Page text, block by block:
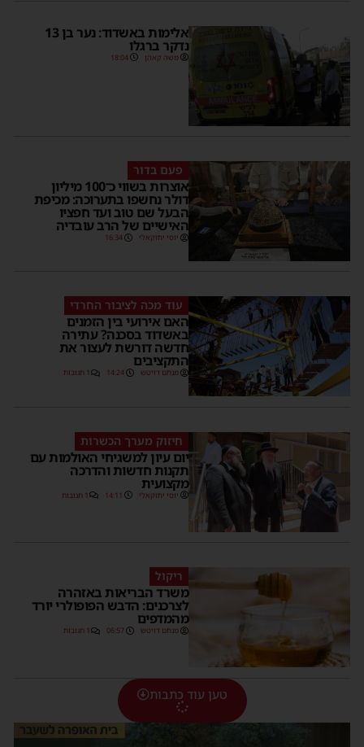
אלימות באשדוד: נער בן 13
נדקר ברגלו
משה קאהן 18:04
פעם בדור
אוצרות בשווי כ־100 מיליון
דולר נחשפו בתערוכה: מכיפת
הבעל שם טוב ועד חפציו
האישיים של הרב עובדיה
יוסי יחזקאלי 16:34
עוד מכה לציבור החרדי
האם אירועי בין הזמנים
באשדוד בסכנה? עתירה
חדשה דורשת לעצור את
התקציבים
מנחם דויטש 14:24 1 תגובות
חיזוק מערך הכשרות
יום עיון למשגיחי האולמות עם
תקנות חדשות והדרכה
מקצועית
יוסי יחזקאלי 14:11 1 תגובות
ריקול
משרד הבריאות באזהרה
לצרכנים: הדבש הפופולרי יורד
מהמדפים
מנחם דויטש 06:57 1 תגובות
טען עוד כתבות